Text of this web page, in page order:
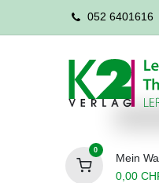
052 6401616
0
Mein
0,00